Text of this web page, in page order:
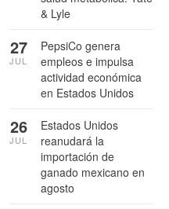
& Lyle
PepsiCo genera
empleos e impulsa
actividad económica
en Estados Unidos
27
JUL
Estados Unidos
reanudará la
importación de
ganado mexicano en
agosto
26
JUL